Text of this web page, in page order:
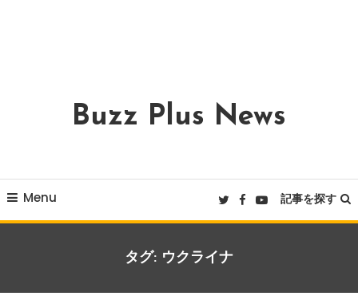
Buzz Plus News
Menu 記事を探す
タグ: ウクライナ